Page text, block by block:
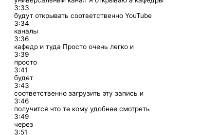
3:33
будут открывать соответственно YouTube
3:34
каналы
3:36
кафедр и туда Просто очень легко и
3:39
просто
3:41
будет
3:43
соответственно загрузить эту запись и
3:46
получится что те кому удобнее смотреть
3:49
через
3:51